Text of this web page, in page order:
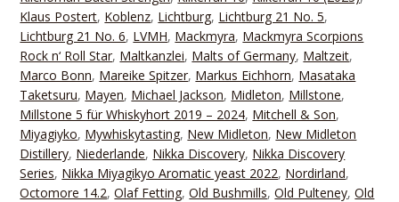
Klaus Postert, Koblenz, Lichtburg, Lichtburg 21 No. 5,
Lichtburg 21 No. 6, LVMH, Mackmyra, Mackmyra Scorpions
Rock n‘ Roll Star, Maltkanzlei, Malts of Germany, Maltzeit,
Marco Bonn, Mareike Spitzer, Markus Eichhorn, Masataka
Taketsuru, Mayen, Michael Jackson, Midleton, Millstone,
Millstone 5 für Whiskyhort 2019 – 2024, Mitchell & Son,
Miyagiyko, Mywhiskytasting, New Midleton, New Midleton
Distillery, Niederlande, Nikka Discovery, Nikka Discovery
Series, Nikka Miyagikyo Aromatic yeast 2022, Nordirland,
Octomore 14.2,Olaf Fetting,Old Bushmills,Old Pulteney,Old